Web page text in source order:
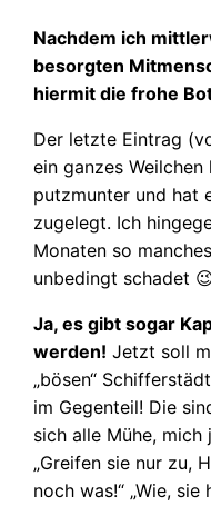
Nachdem ich
besorgten
hiermit die frohe
Der letzte Eintrag
ein ganzes
putzmunter und hat
zugelegt. Ich
Monaten so
unbedingt schadet
Ja, es gibt sogar
werden! Jetzt soll
„bösen“
im Gegenteil! Die
sich alle Mühe, mich
„Greifen sie nur zu,
noch was!“ „Wie,